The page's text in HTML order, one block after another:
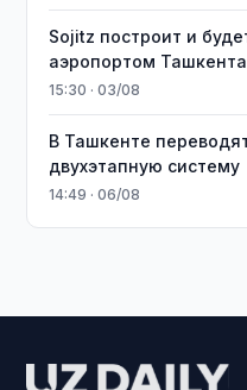
Sojitz построит и
аэропортом Ташкента
15:30 · 03/08
В Ташкенте
двухэтапную систему
14:49 · 06/08